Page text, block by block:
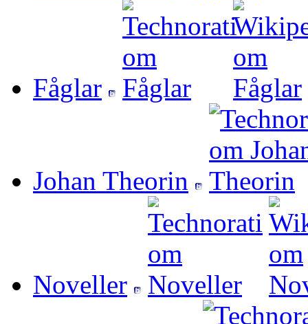
Fåglar
Johan Theorin
Noveller